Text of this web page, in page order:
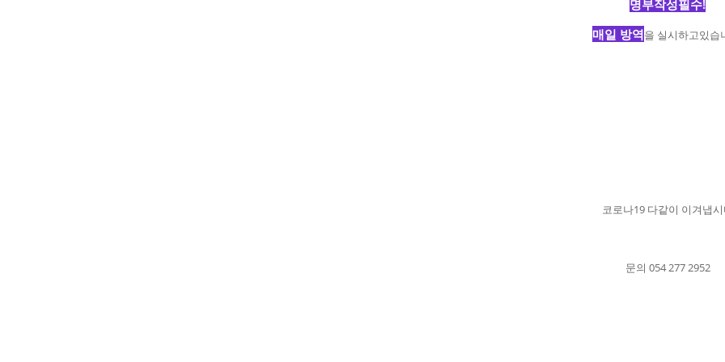
명부작성필수!
매일 방역을 실시하고있습
코로나19 다같이 이겨냅
문의 054 277 2952